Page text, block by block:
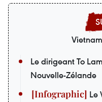
Le dirigeant To
Nouvelle-Zélande
Le